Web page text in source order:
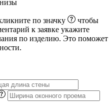
по значку
чтобы
к заявке укажите
по изделию. Это поможет